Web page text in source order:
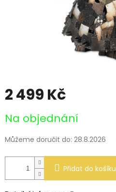
2 499 Kč
cena:
Na objednání
Můžeme doručit do: 28.8.2026
Přidat do košíku